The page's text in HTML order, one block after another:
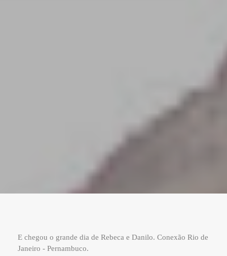
E chegou o grande dia de Rebeca e Danilo. Conexão Rio de
Janeiro - Pernambuco.